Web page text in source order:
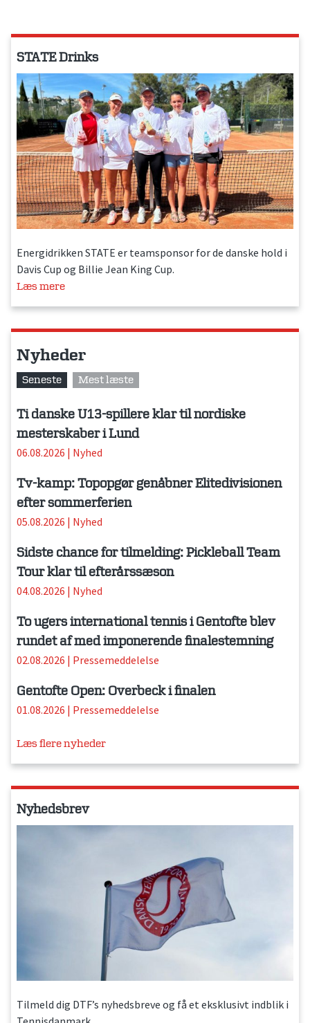
STATE Drinks
Energidrikken STATE er teamsponsor for de danske hold i
Davis Cup og Billie Jean King Cup.
Læs mere
Nyheder
Seneste Mest læste
Ti danske U13-spillere klar til nordiske
mesterskaber i Lund
06.08.2026 | Nyhed
Tv-kamp: Topopgør genåbner Elitedivisionen
efter sommerferien
05.08.2026 | Nyhed
Sidste chance for tilmelding: Pickleball Team
Tour klar til efterårssæson
04.08.2026 | Nyhed
To ugers international tennis i Gentofte blev
rundet af med imponerende finalestemning
02.08.2026 | Pressemeddelelse
Gentofte Open: Overbeck i finalen
01.08.2026 | Pressemeddelelse
Læs flere nyheder
Nyhedsbrev
Tilmeld dig DTF’s nyhedsbreve og få et eksklusivt indblik i